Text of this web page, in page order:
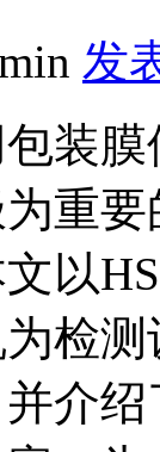
发
装
重
以
检
介